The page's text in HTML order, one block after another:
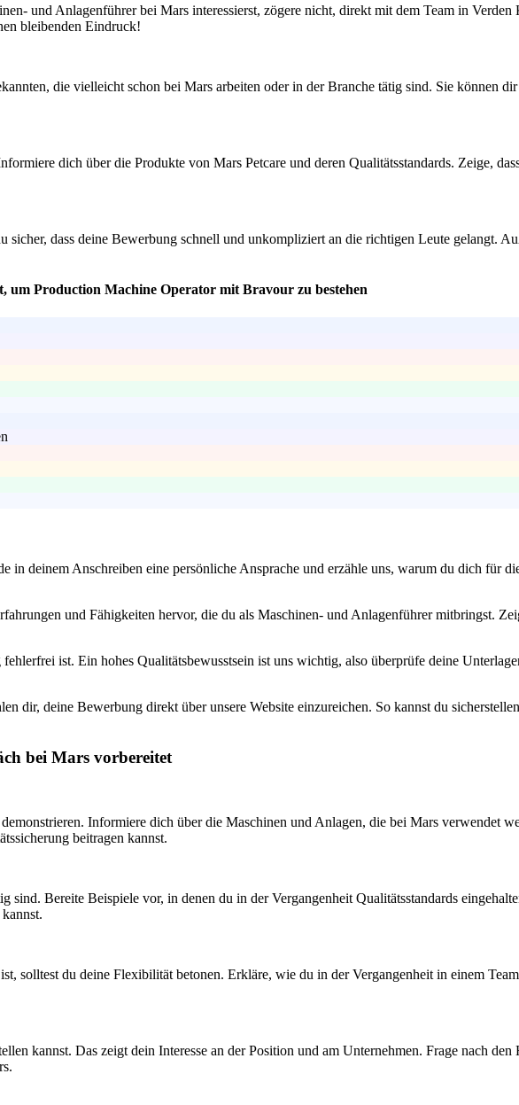
und Anlagenführer bei Mars interessierst, zögere nicht, direkt mit dem Team in
bleibenden Eindruck!
die vielleicht schon bei Mars arbeiten oder in der Branche tätig sind. Sie können
dich über die Produkte von Mars Petcare und deren Qualitätsstandards. Zeige,
sicher, dass deine Bewerbung schnell und unkompliziert an die richtigen Leute gelangt.
um Production Machine Operator mit Bravour zu bestehen
in deinem Anschreiben eine persönliche Ansprache und erzähle uns, warum du dich für
und Fähigkeiten hervor, die du als Maschinen- und Anlagenführer mitbringst.
ist. Ein hohes Qualitätsbewusstsein ist uns wichtig, also überprüfe deine
dir, deine Bewerbung direkt über unsere Website einzureichen. So kannst du
bei Mars vorbereitet
Informiere dich über die Maschinen und Anlagen, die bei Mars verwendet
beitragen kannst.
Bereite Beispiele vor, in denen du in der Vergangenheit Qualitätsstandards
solltest du deine Flexibilität betonen. Erkläre, wie du in der Vergangenheit in einem
kannst. Das zeigt dein Interesse an der Position und am Unternehmen. Frage nach